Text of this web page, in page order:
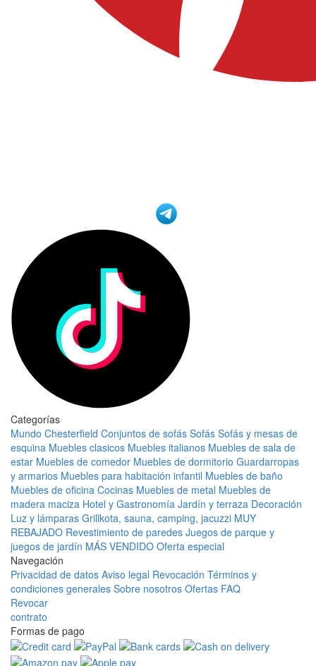
Categorías
Mundo Chesterfield Conjuntos de sofás Sofás Sofás y mesas de
esquina Muebles clasicos Muebles italianos Muebles de sala de
estar Muebles de comedor Muebles de dormitorio Guardarropas
y armarios Muebles para habitación infantil Muebles de baño
Muebles de oficina Cocinas Muebles de metal Muebles de
madera maciza Hotel y Gastronomía Jardín y terraza Decoración
Luz y lámparas Grillkota, sauna, camping, jacuzzi MUY
REBAJADO Revestimiento de paredes Juegos de parque y
juegos de jardín MÁS VENDIDO Oferta especial
Navegación
Privacidad de datos Aviso legal Revocación Términos y
condiciones generales Sobre nosotros Ofertas FAQ
Revocar
contrato
Formas de pago